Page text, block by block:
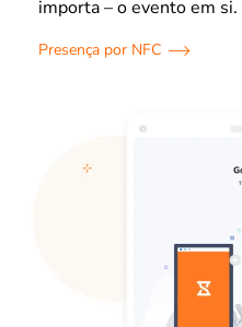
importa – o evento em si.
Presença por NFC